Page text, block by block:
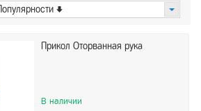
Популярности
Прикол Оторванная рука
В наличии